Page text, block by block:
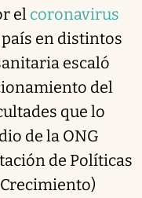
el coronavirus
en distintos
escaló
del
que lo
de la ONG
de Políticas